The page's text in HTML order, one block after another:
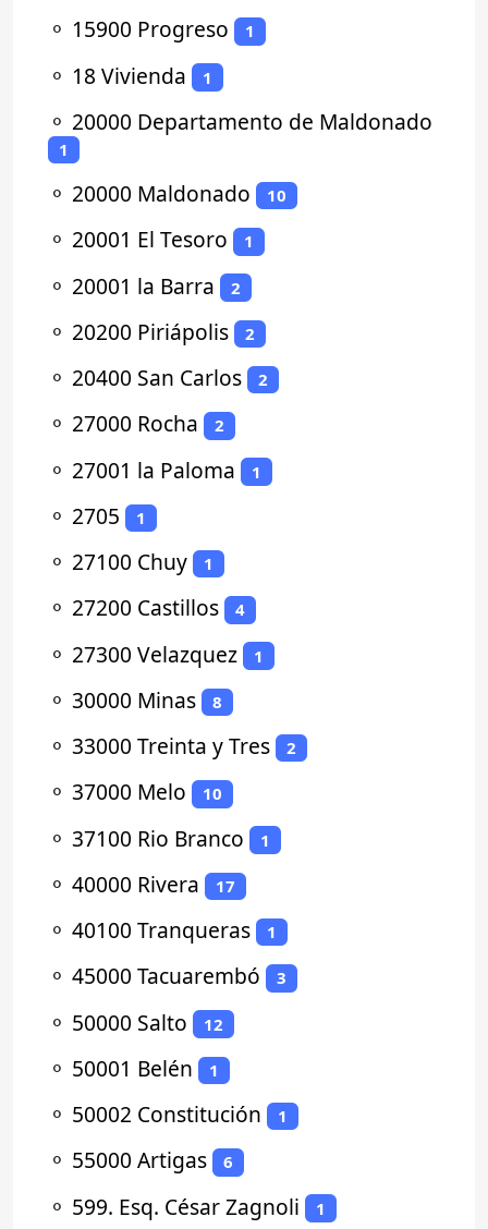
⚬ 15900 Progreso 1
⚬ 18 Vivienda 1
⚬ 20000 Departamento de Maldonado
1
⚬ 20000 Maldonado 10
⚬ 20001 El Tesoro 1
⚬ 20001 la Barra 2
⚬ 20200 Piriápolis 2
⚬ 20400 San Carlos 2
⚬ 27000 Rocha 2
⚬ 27001 la Paloma 1
⚬ 2705 1
⚬ 27100 Chuy 1
⚬ 27200 Castillos 4
⚬ 27300 Velazquez 1
⚬ 30000 Minas 8
⚬ 33000 Treinta y Tres 2
⚬ 37000 Melo 10
⚬ 37100 Rio Branco 1
⚬ 40000 Rivera 17
⚬ 40100 Tranqueras 1
⚬ 45000 Tacuarembó 3
⚬ 50000 Salto 12
⚬ 50001 Belén 1
⚬ 50002 Constitución 1
⚬ 55000 Artigas 6
⚬ 599. Esq. César Zagnoli 1